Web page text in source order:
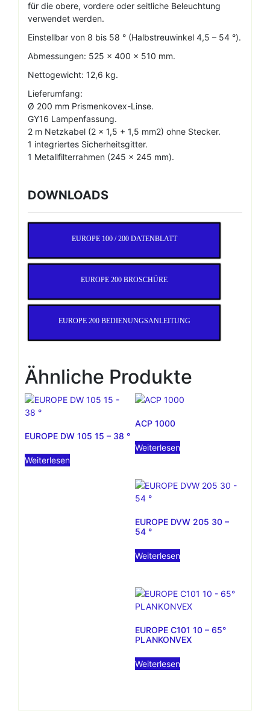
für die obere, vordere oder seitliche Beleuchtung
verwendet werden.
Einstellbar von 8 bis 58 ° (Halbstreuwinkel 4,5 – 54 °).
Abmessungen: 525 x 400 x 510 mm.
Nettogewicht: 12,6 kg.
Lieferumfang:
Ø 200 mm Prismenkovex-Linse.
GY16 Lampenfassung.
2 m Netzkabel (2 x 1,5 + 1,5 mm2) ohne Stecker.
1 integriertes Sicherheitsgitter.
1 Metallfilterrahmen (245 x 245 mm).
DOWNLOADS
EUROPE 100 / 200 DATENBLATT
EUROPE 200 BROSCHÜRE
EUROPE 200 BEDIENUNGSANLEITUNG
Ähnliche Produkte
EUROPE DW 105 15 – 38 °
Weiterlesen
ACP 1000
Weiterlesen
EUROPE DVW 205 30 –
54 °
Weiterlesen
EUROPE C101 10 – 65°
PLANKONVEX
Weiterlesen